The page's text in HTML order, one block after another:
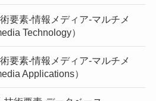
要素-情報メディア-マルチメ
Technology）
要素-情報メディア-マルチメ
Applications）